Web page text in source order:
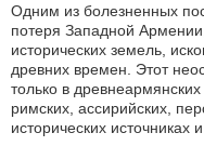
Одним из болезненных
потеря Западной
исторических земель,
древних времен. Этот
только в
римских, ассирийских,
исторических источниках